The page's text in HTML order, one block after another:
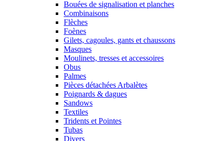
Bouées de signalisation et planches
Combinaisons
Flèches
Foènes
Gilets, cagoules, gants et chaussons
Masques
Moulinets, tresses et accessoires
Obus
Palmes
Pièces détachées Arbalètes
Poignards & dagues
Sandows
Textiles
Tridents et Pointes
Tubas
Divers